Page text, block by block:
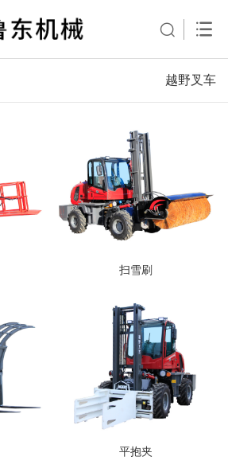
越野叉车
扫雪刷
平抱夹